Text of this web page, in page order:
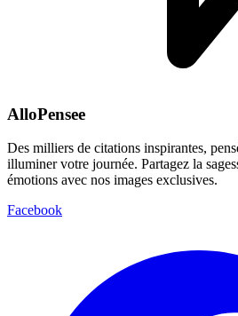
AlloPensee
Des milliers de citations inspirantes,
illuminer votre journée. Partagez la
émotions avec nos images exclusives.
Facebook